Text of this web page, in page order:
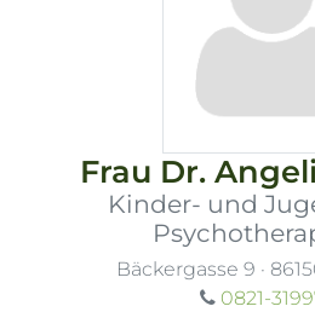
Frau Dr.
Kinder- und
Bäckergasse 9 ·
0821-